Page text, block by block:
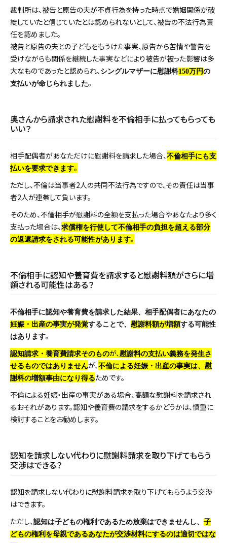
裁判所は、被告と原告の夫が不貞行為を持った時点で婚姻関係が破
綻していたと信じていたとは認められないとして、被告の不法行為責
任を認めました。
被告と原告の夫との子どもをもうけた事実、原告から苦情や警告を
受けながらも関係を継続した事実などにより被告が被った影響は多
大なものであったと認められ、 シングルマザーに慰謝料150万円の
支払いが命じられました。
奥さんから請求された慰謝料を不倫相手に払ってもらっても
いい？
相手配偶者があなただけに慰謝料を請求した場合、不倫相手にも支
払いを要求できます。
ただし、不倫は当事者2人の共同不法行為ですので、その責任は当事
者2人が連帯して負います。
そのため、不倫相手が慰謝料の全額を支払った場合やあなたより多く
支払った場合は、求償権を行使して不倫相手の負担を超える部分
の返還請求をされる可能性があります。
不倫相手に認知や養育費を請求すると慰謝料額がさらに増
額される可能性はある？
不倫相手に認知や養育費を請求した結果、相手配偶者にあなたの
妊娠・出産の事実が発覚することで、 慰謝料額が増額する可能性
はあります。
認知請求・養育費請求そのものが、慰謝料の支払い義務を発生さ
せるものではありませんが、不倫による妊娠・出産の事実は、慰
謝料の増額事由になり得るためです。
不倫による妊娠・出産の事実がある場合、高額な慰謝料を請求され
るおそれがあります。認知や養育費の請求をするかどうかは、慎重に
検討することをお勧めします。
認知を請求しない代わりに慰謝料請求を取り下げてもらう
交渉はできる？
認知を請求しない代わりに慰謝料請求を取り下げてもらうよう交渉
はできます。
ただし、認知は子どもの権利であるため放棄はできませんし、 子
どもの権利を母親であるあなたが交渉材料にするのは適切ではな